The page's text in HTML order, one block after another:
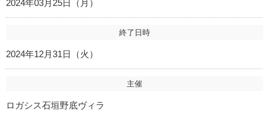
2024年03月25日（月）
終了日時
2024年12月31日（火）
主催
ロガシス石垣野底ヴィラ